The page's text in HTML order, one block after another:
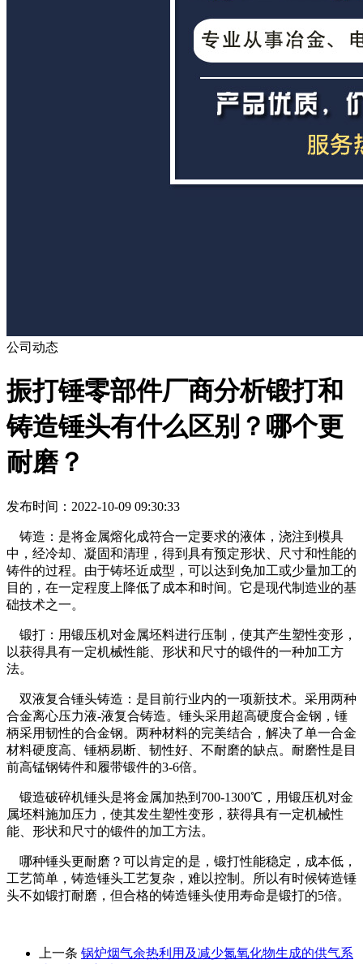
公司动态
振打锤零部件厂商分析锻打和
铸造锤头有什么区别？哪个更
耐磨？
发布时间：2022-10-09 09:30:33
铸造：是将金属熔化成符合一定要求的液体，浇注到模具
中，经冷却、凝固和清理，得到具有预定形状、尺寸和性能的
铸件的过程。由于铸坯近成型，可以达到免加工或少量加工的
目的，在一定程度上降低了成本和时间。它是现代制造业的基
础技术之一。
锻打：用锻压机对金属坯料进行压制，使其产生塑性变形，
以获得具有一定机械性能、形状和尺寸的锻件的一种加工方
法。
双液复合锤头铸造：是目前行业内的一项新技术。采用两种
合金离心压力液-液复合铸造。锤头采用超高硬度合金钢，锤
柄采用韧性的合金钢。两种材料的完美结合，解决了单一合金
材料硬度高、锤柄易断、韧性好、不耐磨的缺点。耐磨性是目
前高锰钢铸件和履带锻件的3-6倍。
锻造破碎机锤头是将金属加热到700-1300℃，用锻压机对金
属坯料施加压力，使其发生塑性变形，获得具有一定机械性
能、形状和尺寸的锻件的加工方法。
哪种锤头更耐磨？可以肯定的是，锻打性能稳定，成本低，
工艺简单，铸造锤头工艺复杂，难以控制。所以有时候铸造锤
头不如锻打耐磨，但合格的铸造锤头使用寿命是锻打的5倍。
上一条 锅炉烟气余热利用及减少氮氧化物生成的供气系